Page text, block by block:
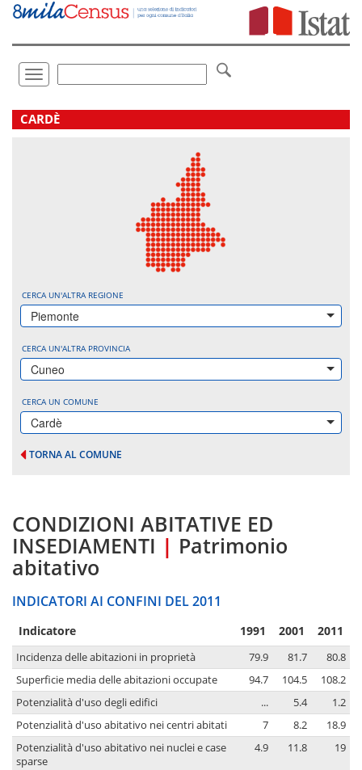
Vai
direttamente
Toggle
navigation
.
CARDÈ
CERCA UN'ALTRA REGIONE
Piemonte
CERCA UN'ALTRA PROVINCIA
Cuneo
CERCA UN COMUNE
Cardè
TORNA AL COMUNE
CONDIZIONI ABITATIVE ED
INSEDIAMENTI | Patrimonio
abitativo
INDICATORI AI CONFINI DEL 2011
Indicatore 1991 2001 2011
Incidenza delle abitazioni in proprietà 79.9 81.7
80.8
Superficie media delle abitazioni occupate
94.7 104.5
108.2
Potenzialità d'uso degli edifici
... 5.4
1.2
Potenzialità d'uso abitativo nei centri abitati
7 8.2
18.9
Potenzialità d'uso abitativo nei nuclei e case
sparse
4.9 11.8 19